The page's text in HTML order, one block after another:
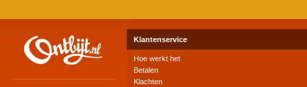
Klantenservice
Hoe werkt het
Betalen
Klachten